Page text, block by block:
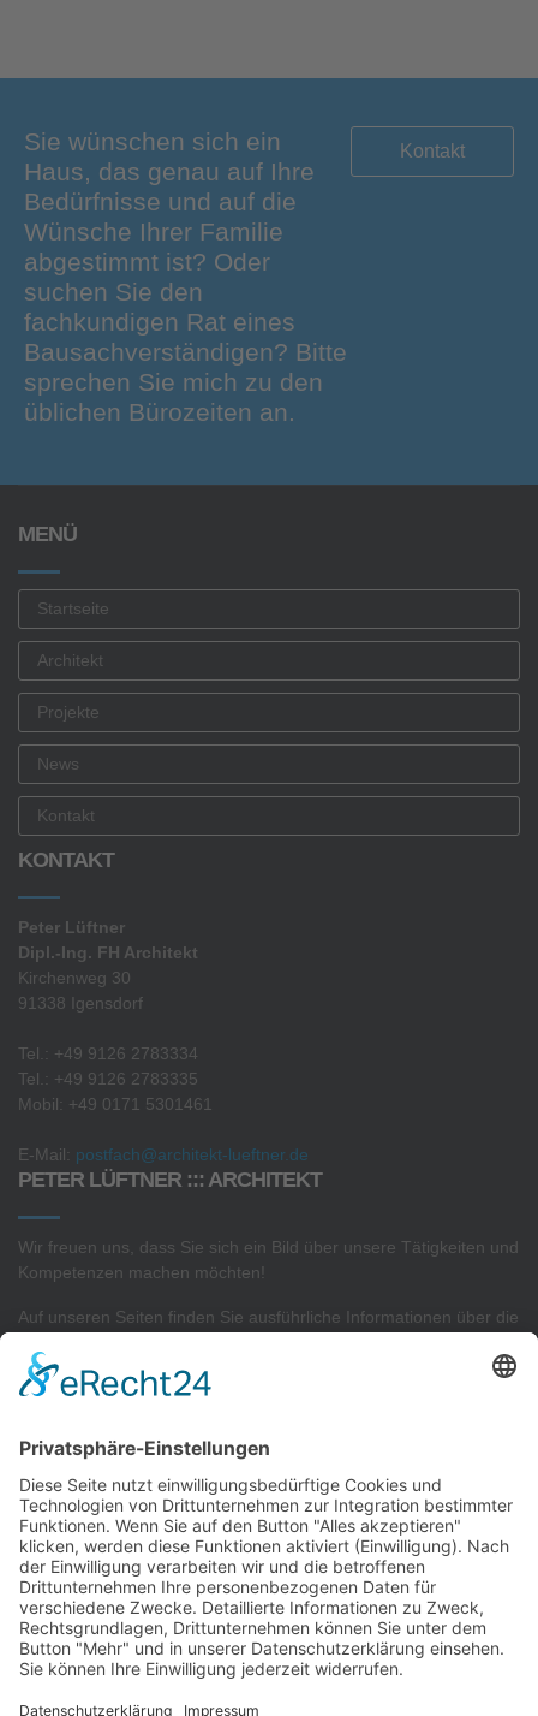
Sie wünschen sich ein
Haus, das genau auf Ihre
Bedürfnisse und auf die
Wünsche Ihrer Familie
abgestimmt ist? Oder
suchen Sie den
fachkundigen Rat eines
Bausachverständigen? Bitte
sprechen Sie mich zu den
üblichen Bürozeiten an.
Kontakt
MENÜ
Startseite
Architekt
Projekte
News
Kontakt
KONTAKT
Peter Lüftner
Dipl.-Ing. FH Architekt
Kirchenweg 30
91338 Igensdorf
Tel.: +49 9126 2783334
Tel.: +49 9126 2783335
Mobil: +49 0171 5301461
E-Mail: postfach@architekt-lueftner.de
PETER LÜFTNER ::: ARCHITEKT
Wir freuen uns, dass Sie sich ein Bild über unsere Tätigkeiten und
Kompetenzen machen möchten!
Auf unseren Seiten finden Sie ausführliche Informationen über die
unsererSachverständigen- und Gutachtertätigkeit.
AKTUELLSTE PROJEKTE
Neubau von 2 Reihenhäusern
Neubau von 9 Reihenhäusern
Konzeptplanung eines Gewerbekomplexes
Neubau einer Betriebs- und Lagerhalle
Neubau einer Wohnanlage
Neubau einer Wohnanlage